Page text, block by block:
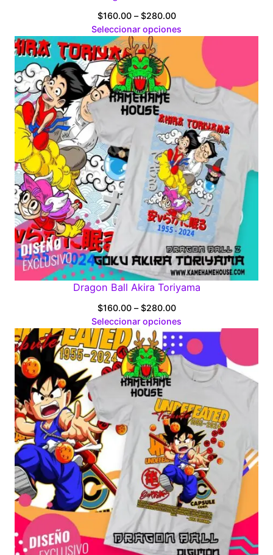
$160.00 – $280.00Price
range:
$160.00
through
$280.00
Seleccionar opciones
Dragon Ball Akira Toriyama
$160.00 – $280.00Price
range:
$160.00
through
$280.00
Seleccionar opciones